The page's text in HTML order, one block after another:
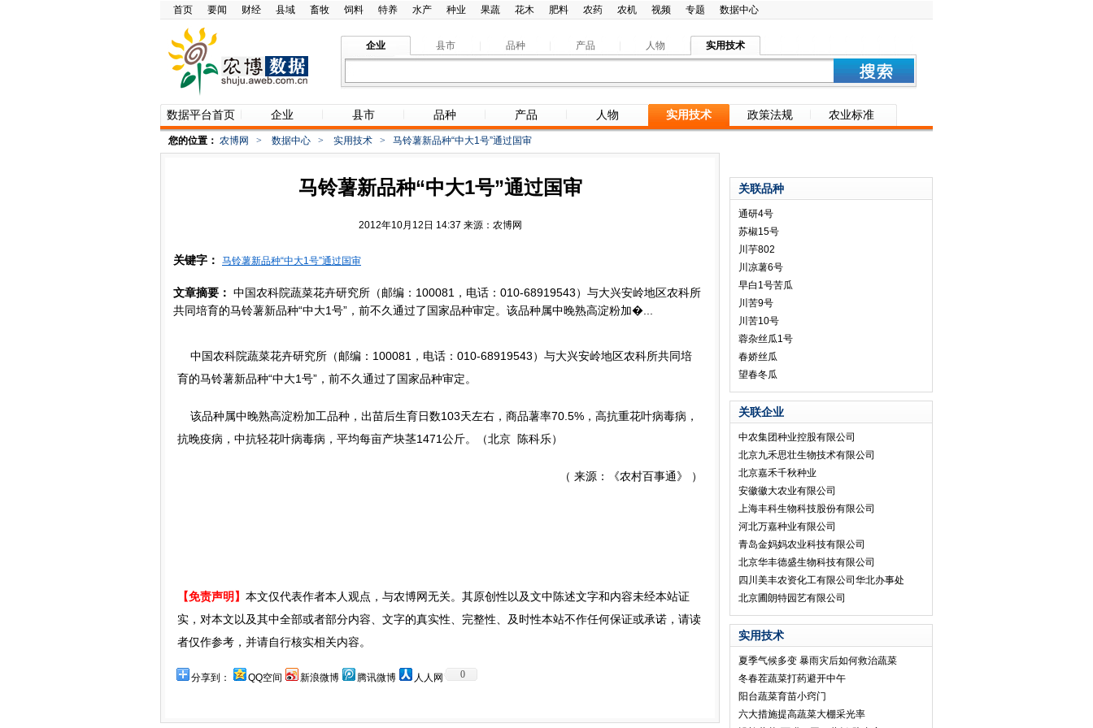
首页 要闻 财经 县域 畜牧 饲料 特养 水产 种业 果蔬 花木 肥料 农药 农机 视频 专题 数据中心
企业 县市 品种 产品 人物 实用技术
数据平台首页 企业 县市 品种 产品 人物 实用技术 政策法规 农业标准
您的位置： 农博网 > 数据中心 > 实用技术 > 马铃薯新品种“中大1号”通过国审
马铃薯新品种“中大1号”通过国审
2012年10月12日 14:37 来源：农博网
关键字： 马铃薯新品种“中大1号”通过国审
文章摘要： 中国农科院蔬菜花卉研究所（邮编：100081，电话：010-68919543）与大兴安岭地区农科所
共同培育的马铃薯新品种“中大1号”，前不久通过了国家品种审定。该品种属中晚熟高淀粉加�...
中国农科院蔬菜花卉研究所（邮编：100081，电话：010-68919543）与大兴安岭地区农科所共同培
育的马铃薯新品种“中大1号”，前不久通过了国家品种审定。
该品种属中晚熟高淀粉加工品种，出苗后生育日数103天左右，商品薯率70.5%，高抗重花叶病毒病，
抗晚疫病，中抗轻花叶病毒病，平均每亩产块茎1471公斤。（北京 陈科乐）
（ 来源：《农村百事通》 ）
【免责声明】 本文仅代表作者本人观点，与农博网无关。其原创性以及文中陈述文字和内容未经本站证
实，对本文以及其中全部或者部分内容、文字的真实性、完整性、及时性本站不作任何保证或承诺，请读
者仅作参考，并请自行核实相关内容。
分享到： QQ空间 新浪微博 腾讯微博 人人网 0
关联品种
通研4号
苏椒15号
川芋802
川凉薯6号
早白1号苦瓜
川苦9号
川苦10号
蓉杂丝瓜1号
春娇丝瓜
望春冬瓜
关联企业
中农集团种业控股有限公司
北京九禾思壮生物技术有限公司
北京嘉禾千秋种业
安徽徽大农业有限公司
上海丰科生物科技股份有限公司
河北万嘉种业有限公司
青岛金妈妈农业科技有限公司
北京华丰德盛生物科技有限公司
四川美丰农资化工有限公司华北办事处
北京圃朗特园艺有限公司
实用技术
夏季气候多变 暴雨灾后如何救治蔬菜
冬春茬蔬菜打药避开中午
阳台蔬菜育苗小窍门
六大措施提高蔬菜大棚采光率